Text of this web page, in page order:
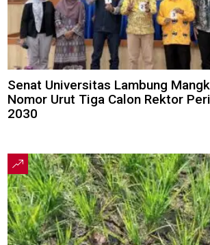
Senat Universitas Lambung
Nomor Urut Tiga Calon Rektor
2030